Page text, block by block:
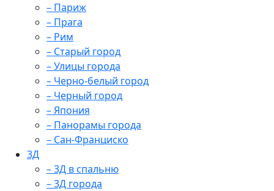
– Париж
– Прага
– Рим
– Старый город
– Улицы города
– Черно-белый город
– Черный город
– Япония
– Панорамы города
– Сан-Франциско
3Д
– 3Д в спальню
– 3Д города